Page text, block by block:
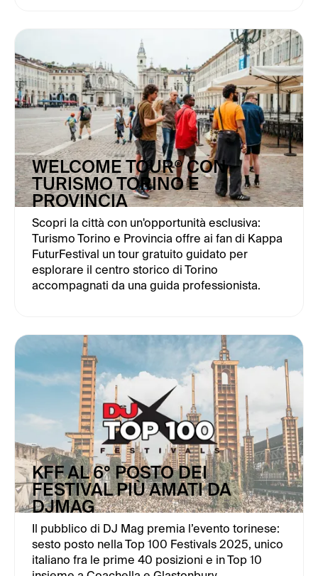
WELCOME TOUR® CON
TURISMO TORINO E
PROVINCIA
Scopri la città con un'opportunità esclusiva:
Turismo Torino e Provincia offre ai fan di Kappa
FuturFestival un tour gratuito guidato per
esplorare il centro storico di Torino
accompagnati da una guida professionista.
KFF AL 6° POSTO DEI
FESTIVAL PIÙ AMATI DA
DJMAG
Il pubblico di DJ Mag premia l’evento torinese:
sesto posto nella Top 100 Festivals 2025, unico
italiano fra le prime 40 posizioni e in Top 10